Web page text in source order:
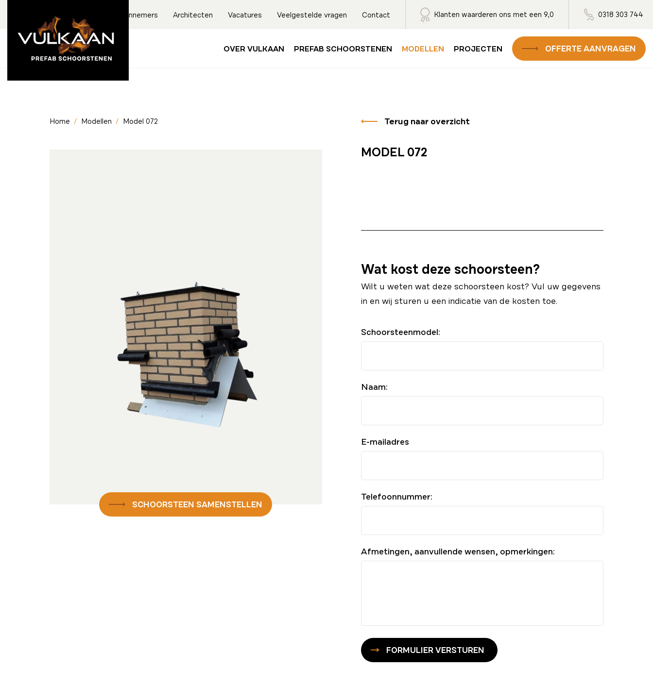
Aannemers Architecten Vacatures Veelgestelde vragen Contact Klanten waarderen ons met een 9,0 0318 303 744
OVER VULKAAN PREFAB SCHOORSTENEN MODELLEN PROJECTEN OFFERTE AANVRAGEN
Home / Modellen / Model 072
SCHOORSTEEN SAMENSTELLEN
Terug naar overzicht
MODEL 072
Wat kost deze schoorsteen?
Wilt u weten wat deze schoorsteen kost? Vul uw gegevens
in en wij sturen u een indicatie van de kosten toe.
Schoorsteenmodel:
Naam:
E-mailadres
Telefoonnummer:
Afmetingen, aanvullende wensen, opmerkingen:
FORMULIER VERSTUREN